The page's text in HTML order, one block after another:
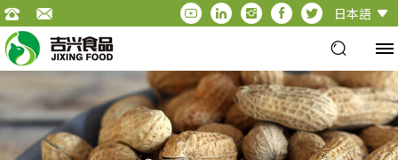
日本語